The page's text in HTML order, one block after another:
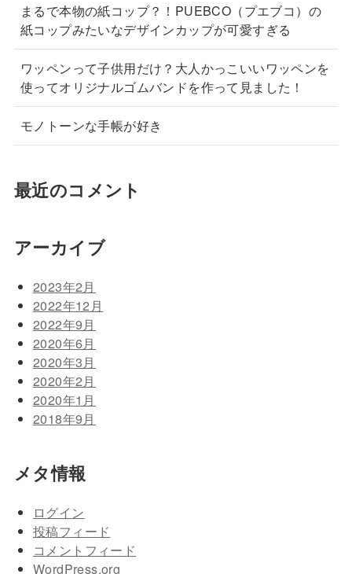
まるで本物の紙コップ？！PUEBCO（プエブコ）の
紙コップみたいなデザインカップが可愛すぎる
ワッペンって子供用だけ？大人かっこいいワッペンを
使ってオリジナルゴムバンドを作って見ました！
モノトーンな手帳が好き
最近のコメント
アーカイブ
2023年2月
2022年12月
2022年9月
2020年6月
2020年3月
2020年2月
2020年1月
2018年9月
メタ情報
ログイン
投稿フィード
コメントフィード
WordPress.org